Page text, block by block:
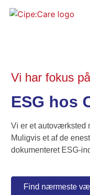
Vi har fokus
ESG hos
Vi er et autoværksted
Muligvis et af de
dokumenteret ESG-
Find nærmeste